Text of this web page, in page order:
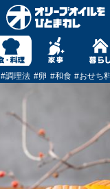
#調理法 #卵 #和食 #おせち